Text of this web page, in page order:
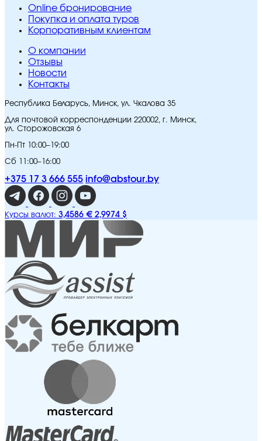
Online бронирование
Покупка и оплата туров
Корпоративным клиентам
O компании
Отзывы
Новости
Контакты
Республика Беларусь, Минск, ул. Чкалова 35
Для почтовой корреспонденции 220002, г. Минск,
ул. Сторожовская 6
Пн-Пт 10:00–19:00
Сб 11:00–16:00
+375 17 3 666 555 info@abstour.by
Курсы валют: 3,4586 € 2,9974 $